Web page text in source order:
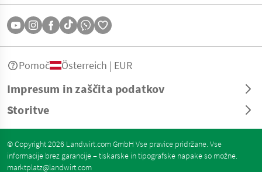
Impresum in zaščita podatkov
Storitve
Pomoč Österreich | EUR
© Copyright 2026 Landwirt.com GmbH Vse pravice pridržane. Vse
informacije brez garancije – tiskarske in tipografske napake so možne.
marktplatz@landwirt.com